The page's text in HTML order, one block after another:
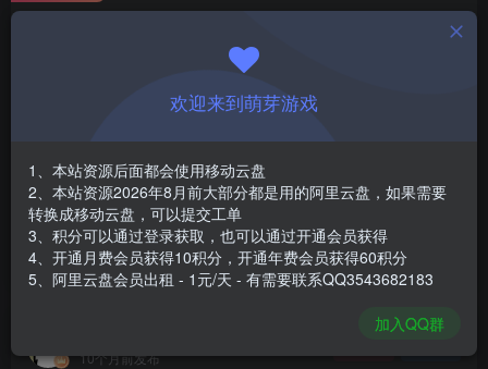
此内容为付费资源，请付费后查看
￥1
免费
登录购买
安装包大小
游戏本体大小
14.63 GB
10个月前发布
欢迎来到萌芽游戏
1、本站资源后面都会使用移动云盘
2、本站资源2026年8月前大部分都是用的阿里云盘，如果需要
转换成移动云盘，可以提交工单
3、积分可以通过登录获取，也可以通过开通会员获得
4、开通月费会员获得10积分，开通年费会员获得60积分
5、阿里云盘会员出租 - 1元/天 - 有需要联系QQ3543682183
加入QQ群